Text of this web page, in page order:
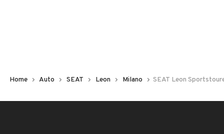
Home Auto SEAT Leon Milano SEAT Leon